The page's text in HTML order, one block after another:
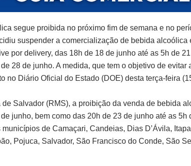
segue proibida no próximo fim de semana e no
suspender a comercialização de bebida alcoólica
por delivery, das 18h de 18 de junho até as 5h de
28 de junho. A medida, que tem o objetivo de evitar
no Diário Oficial do Estado (DOE) desta terça-feira
Salvador (RMS), a proibição da venda de bebida
junho, bem como das 20h de 23 de junho até as 5h
de Camaçari, Candeias, Dias D’Ávila,
Pojuca, Salvador, São Francisco do Conde, São